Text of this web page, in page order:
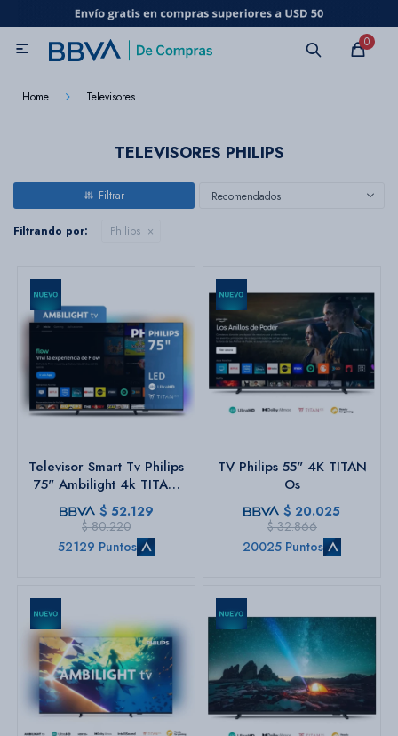
0

Home Televisores
TELEVISORES PHILIPS
Recomendados
Filtrando por: Philips
Televisor Smart Tv Philips
75" Ambilight 4k TITAN
Os
$ 52.129
$ 80.220
52129 Puntos
TV Philips 55" 4K TITAN
Os
$ 20.025
$ 32.866
20025 Puntos
MI CUENTA
Cuidado personal
Electrodomésticos
Audio
Tecnología
Bazar
Herramientas